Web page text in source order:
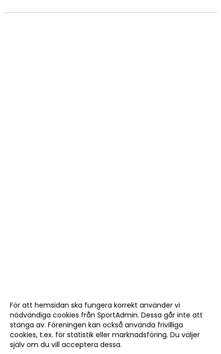
För att hemsidan ska fungera korrekt använder vi
nödvändiga cookies från SportAdmin. Dessa går inte att
stänga av. Föreningen kan också använda frivilliga
cookies, t.ex. för statistik eller marknadsföring. Du väljer
själv om du vill acceptera dessa.